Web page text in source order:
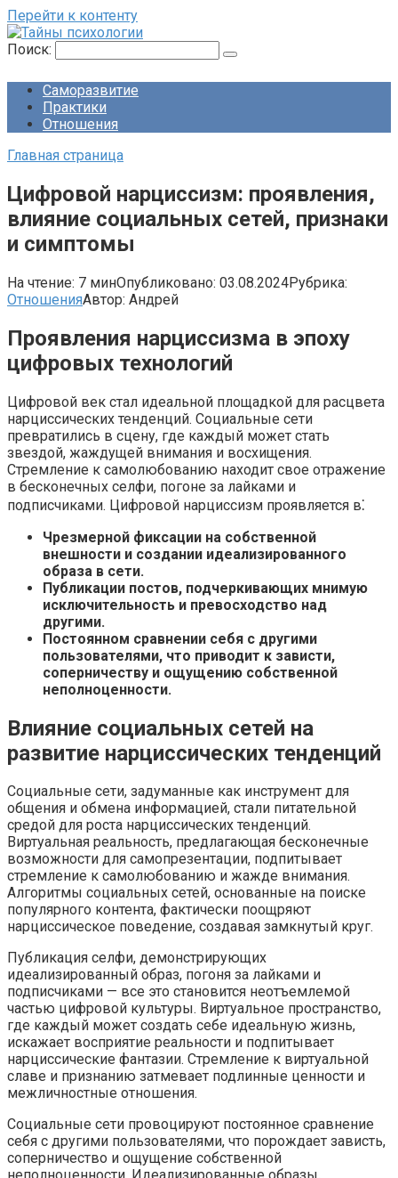
Перейти к контенту
Поиск:
Саморазвитие
Практики
Отношения
Главная страница
Цифровой нарциссизм: проявления,
влияние социальных сетей, признаки
и симптомы
На чтение: 7 минОпубликовано: 03.08.2024Рубрика:
ОтношенияАвтор: Андрей
Проявления нарциссизма в эпоху
цифровых технологий
Цифровой век стал идеальной площадкой для расцвета
нарциссических тенденций.​ Социальные сети
превратились в сцену, где каждый может стать
звездой, жаждущей внимания и восхищения.​
Стремление к самолюбованию находит свое отражение
в бесконечных селфи, погоне за лайками и
подписчиками. Цифровой нарциссизм проявляется в⁚
Чрезмерной фиксации на собственной
внешности и создании идеализированного
образа в сети.​
Публикации постов, подчеркивающих мнимую
исключительность и превосходство над
другими.
Постоянном сравнении себя с другими
пользователями, что приводит к зависти,
соперничеству и ощущению собственной
неполноценности.​
Влияние социальных сетей на
развитие нарциссических тенденций
Социальные сети, задуманные как инструмент для
общения и обмена информацией, стали питательной
средой для роста нарциссических тенденций.​
Виртуальная реальность, предлагающая бесконечные
возможности для самопрезентации, подпитывает
стремление к самолюбованию и жажде внимания.​
Алгоритмы социальных сетей, основанные на поиске
популярного контента, фактически поощряют
нарциссическое поведение, создавая замкнутый круг.​
Публикация селфи, демонстрирующих
идеализированный образ, погоня за лайками и
подписчиками — все это становится неотъемлемой
частью цифровой культуры.​ Виртуальное пространство,
где каждый может создать себе идеальную жизнь,
искажает восприятие реальности и подпитывает
нарциссические фантазии. Стремление к виртуальной
славе и признанию затмевает подлинные ценности и
межличностные отношения.​
Социальные сети провоцируют постоянное сравнение
себя с другими пользователями, что порождает зависть,
соперничество и ощущение собственной